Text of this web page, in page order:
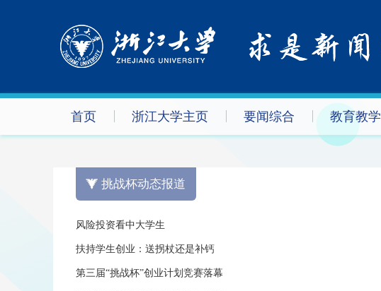
首页 浙江大学主页 要闻综合 教育教学
挑战杯动态报道
风险投资看中大学生
扶持学生创业：送拐杖还是补钙
第三届“挑战杯”创业计划竞赛落幕